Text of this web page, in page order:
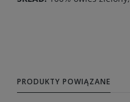
PRODUKTY POWIĄZANE